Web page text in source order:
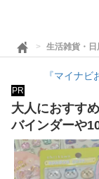
生活雑貨・日
『マイナ
PR
大人におすす
バインダーや